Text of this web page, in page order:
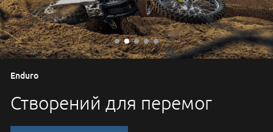
Enduro
Створений для перемог